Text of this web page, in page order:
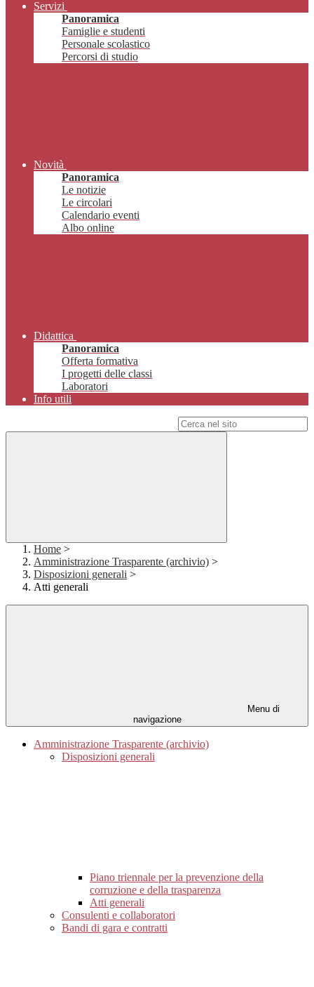
Servizi
Panoramica
Famiglie e studenti
Personale scolastico
Percorsi di studio
Novità
Panoramica
Le notizie
Le circolari
Calendario eventi
Albo online
Didattica
Panoramica
Offerta formativa
I progetti delle classi
Laboratori
Info utili
Home >
Amministrazione Trasparente (archivio) >
Disposizioni generali >
Atti generali
Menu di
navigazione
Amministrazione Trasparente (archivio)
Disposizioni generali
Piano triennale per la prevenzione della
corruzione e della trasparenza
Atti generali
Consulenti e collaboratori
Bandi di gara e contratti